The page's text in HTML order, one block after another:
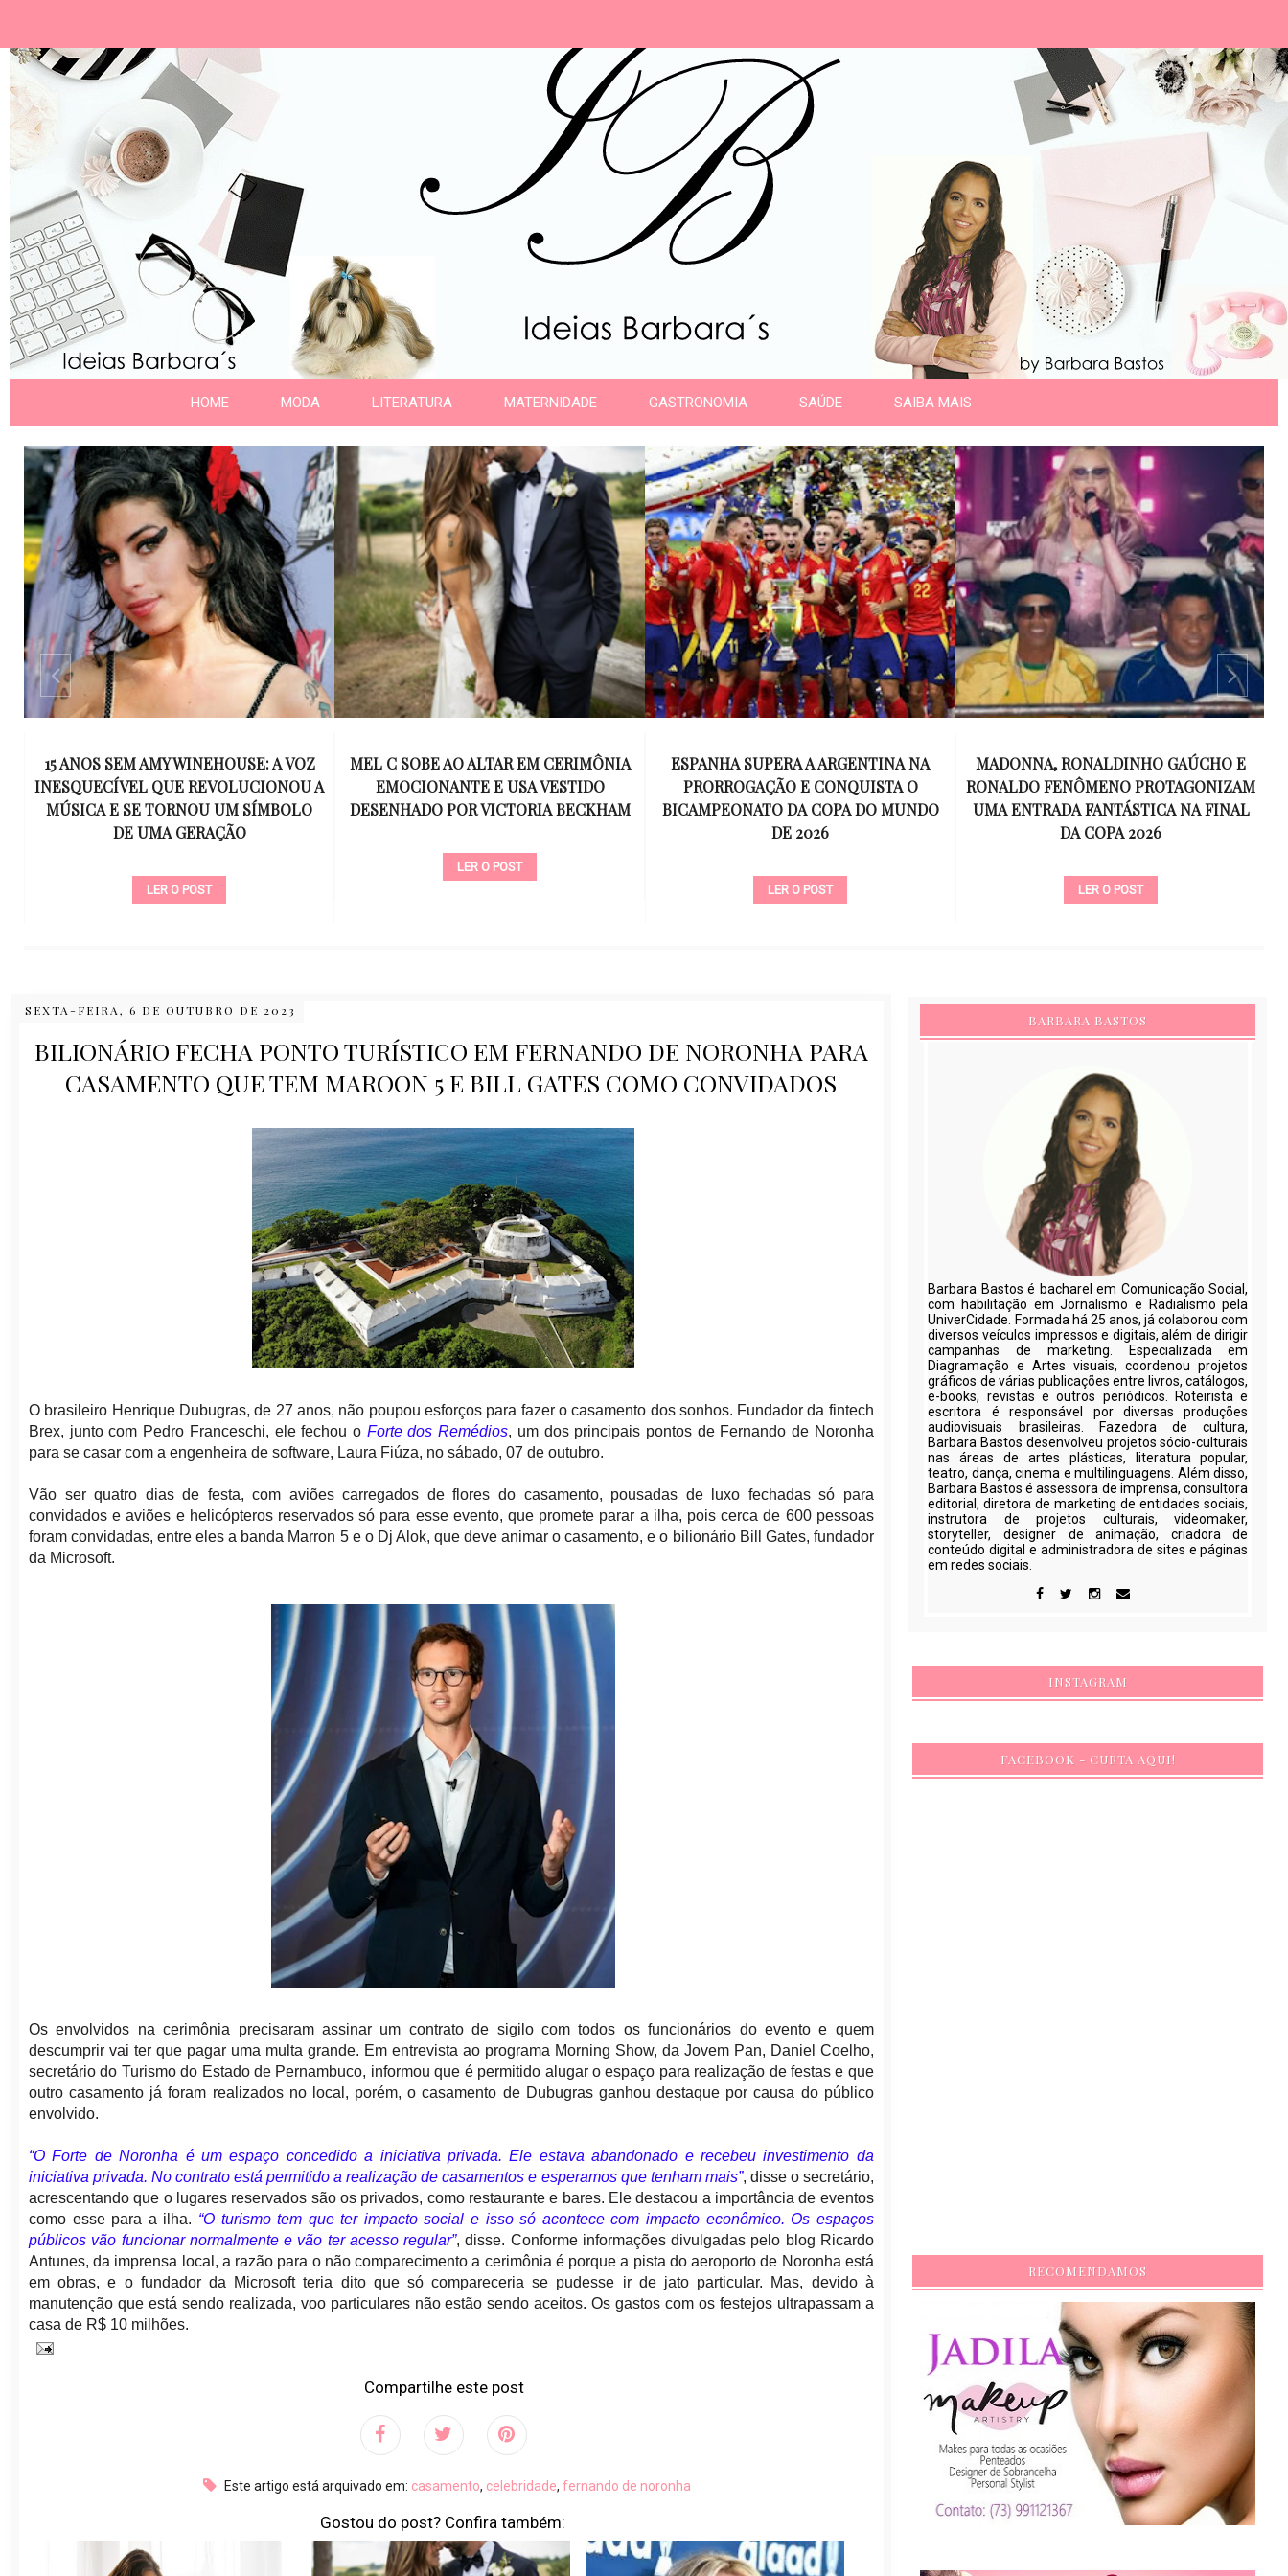
HOME MODA LITERATURA MATERNIDADE GASTRONOMIA SAÚDE SAIBA MAIS
15 ANOS SEM AMY WINEHOUSE: A VOZ
INESQUECÍVEL QUE REVOLUCIONOU A
MÚSICA E SE TORNOU UM SÍMBOLO
DE UMA GERAÇÃO
LER O POST
MEL C SOBE AO ALTAR EM CERIMÔNIA
EMOCIONANTE E USA VESTIDO
DESENHADO POR VICTORIA BECKHAM
LER O POST
ESPANHA SUPERA A ARGENTINA NA
PRORROGAÇÃO E CONQUISTA O
BICAMPEONATO DA COPA DO MUNDO
DE 2026
LER O POST
MADONNA, RONALDINHO GAÚCHO E
RONALDO FENÔMENO PROTAGONIZAM
UMA ENTRADA FANTÁSTICA NA FINAL
DA COPA 2026
LER O POST
SEXTA-FEIRA, 6 DE OUTUBRO DE 2023
BILIONÁRIO FECHA PONTO TURÍSTICO EM FERNANDO DE NORONHA PARA
CASAMENTO QUE TEM MAROON 5 E BILL GATES COMO CONVIDADOS
O brasileiro Henrique Dubugras, de 27 anos, não poupou esforços para fazer o casamento dos sonhos. Fundador da fintech
Brex, junto com Pedro Franceschi, ele fechou o Forte dos Remédios, um dos principais pontos de Fernando de Noronha
para se casar com a engenheira de software, Laura Fiúza, no sábado, 07 de outubro.
Vão ser quatro dias de festa, com aviões carregados de flores do casamento, pousadas de luxo fechadas só para
convidados e aviões e helicópteros reservados só para esse evento, que promete parar a ilha, pois cerca de 600 pessoas
foram convidadas, entre eles a banda Marron 5 e o Dj Alok, que deve animar o casamento, e o bilionário Bill Gates, fundador
da Microsoft.
Os envolvidos na cerimônia precisaram assinar um contrato de sigilo com todos os funcionários do evento e quem
descumprir vai ter que pagar uma multa grande. Em entrevista ao programa Morning Show, da Jovem Pan, Daniel Coelho,
secretário do Turismo do Estado de Pernambuco, informou que é permitido alugar o espaço para realização de festas e que
outro casamento já foram realizados no local, porém, o casamento de Dubugras ganhou destaque por causa do público
envolvido.
“O Forte de Noronha é um espaço concedido a iniciativa privada. Ele estava abandonado e recebeu investimento da
iniciativa privada. No contrato está permitido a realização de casamentos e esperamos que tenham mais”, disse o secretário,
acrescentando que o lugares reservados são os privados, como restaurante e bares. Ele destacou a importância de eventos
como esse para a ilha. “O turismo tem que ter impacto social e isso só acontece com impacto econômico. Os espaços
públicos vão funcionar normalmente e vão ter acesso regular”, disse. Conforme informações divulgadas pelo blog Ricardo
Antunes, da imprensa local, a razão para o não comparecimento a cerimônia é porque a pista do aeroporto de Noronha está
em obras, e o fundador da Microsoft teria dito que só compareceria se pudesse ir de jato particular. Mas, devido à
manutenção que está sendo realizada, voo particulares não estão sendo aceitos. Os gastos com os festejos ultrapassam a
casa de R$ 10 milhões.
Compartilhe este post
Este artigo está arquivado em: casamento, celebridade, fernando de noronha
Gostou do post? Confira também:
BARBARA BASTOS
Barbara Bastos é bacharel em Comunicação Social,
com habilitação em Jornalismo e Radialismo pela
UniverCidade. Formada há 25 anos, já colaborou com
diversos veículos impressos e digitais, além de dirigir
campanhas de marketing. Especializada em
Diagramação e Artes visuais, coordenou projetos
gráficos de várias publicações entre livros, catálogos,
e-books, revistas e outros periódicos. Roteirista e
escritora é responsável por diversas produções
audiovisuais brasileiras. Fazedora de cultura,
Barbara Bastos desenvolveu projetos sócio-culturais
nas áreas de artes plásticas, literatura popular,
teatro, dança, cinema e multilinguagens. Além disso,
Barbara Bastos é assessora de imprensa, consultora
editorial, diretora de marketing de entidades sociais,
instrutora de projetos culturais, videomaker,
storyteller, designer de animação, criadora de
conteúdo digital e administradora de sites e páginas
em redes sociais.
INSTAGRAM
FACEBOOK - CURTA AQUI!
RECOMENDAMOS